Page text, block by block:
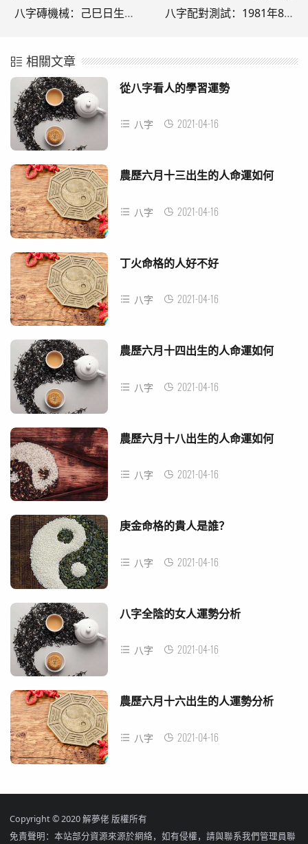
八字磚機械：己巳日生于亥月解析，己巳日生于亥月命運好嗎 八字配對測試：1981年8月出生的人會是什么命？命硬嗎？
相關文章
從八字看人的學習運勢
八字 2021-04-16
農歷六月十三出生的人命運如何
八字 2021-04-16
丁火命格的人好不好
八字 2021-04-16
農歷六月十四出生的人命運如何
八字 2021-04-16
農歷六月十八出生的人命運如何
八字 2021-04-16
庚金命格的貴人是誰？
八字 2021-04-16
八字全陰的女人運勢分析
八字 2021-04-16
農歷六月十六出生的人運勢分析
八字 2021-04-16
Copyright © 2020 解夢佬 版權所有
免責聲明：本站部分資源來源於網絡，如有侵權，請與聯系我們管理員聯